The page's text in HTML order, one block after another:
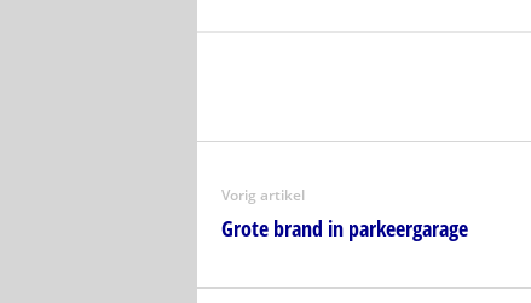
Vorig artikel
Grote brand in parkeergarage